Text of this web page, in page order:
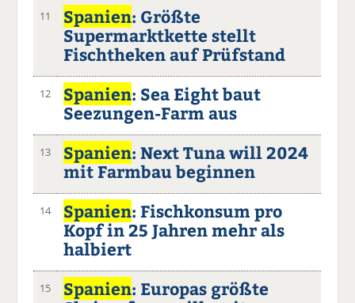
11 Spanien: Größte
Supermarktkette stellt
Fischtheken auf Prüfstand
12 Spanien: Sea Eight baut
Seezungen-Farm aus
13 Spanien: Next Tuna will 2024
mit Farmbau beginnen
14 Spanien: Fischkonsum pro
Kopf in 25 Jahren mehr als
halbiert
15 Spanien: Europas größte